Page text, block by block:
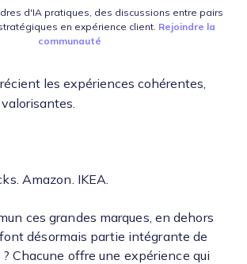
d'IA pratiques, des discussions entre pairs
en expérience client. Rejoindre la
communauté
les expériences cohérentes,
Amazon. IKEA.
ces grandes marques, en dehors
désormais partie intégrante de
Chacune offre une expérience qui